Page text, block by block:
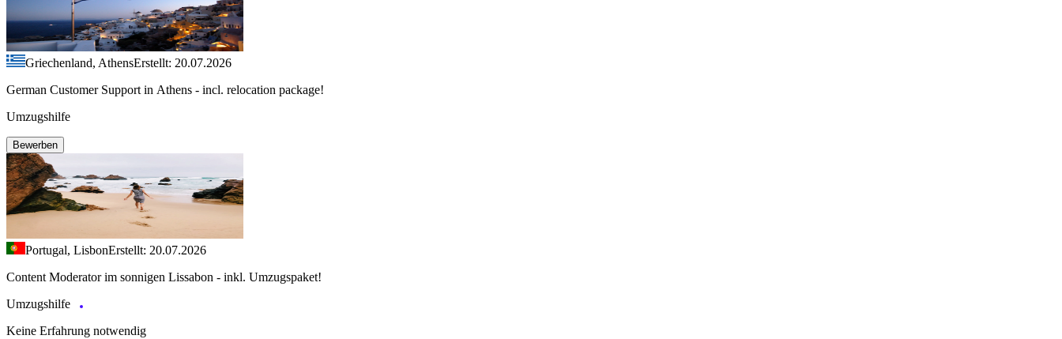
Griechenland, AthensErstellt: 20.07.2026
German Customer Support in Athens - incl. relocation package!
Umzugshilfe
Bewerben
Portugal, LisbonErstellt: 20.07.2026
Content Moderator im sonnigen Lissabon - inkl. Umzugspaket!
Umzugshilfe
Keine Erfahrung notwendig